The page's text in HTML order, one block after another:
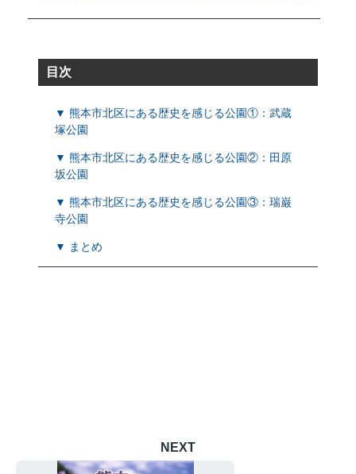
目次
▼ 熊本市北区にある歴史を感じる公園①：武蔵
塚公園
▼ 熊本市北区にある歴史を感じる公園②：田原
坂公園
▼ 熊本市北区にある歴史を感じる公園③：瑞巌
寺公園
▼ まとめ
NEXT